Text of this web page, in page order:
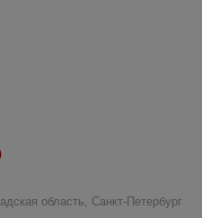
область, Санкт-Петербург